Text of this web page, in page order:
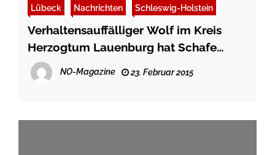
Lübeck Nachrichten Schleswig-Holstein
Verhaltensauffälliger Wolf im Kreis
Herzogtum Lauenburg hat Schafe
angegriffen
NO-Magazine 23. Februar 2015